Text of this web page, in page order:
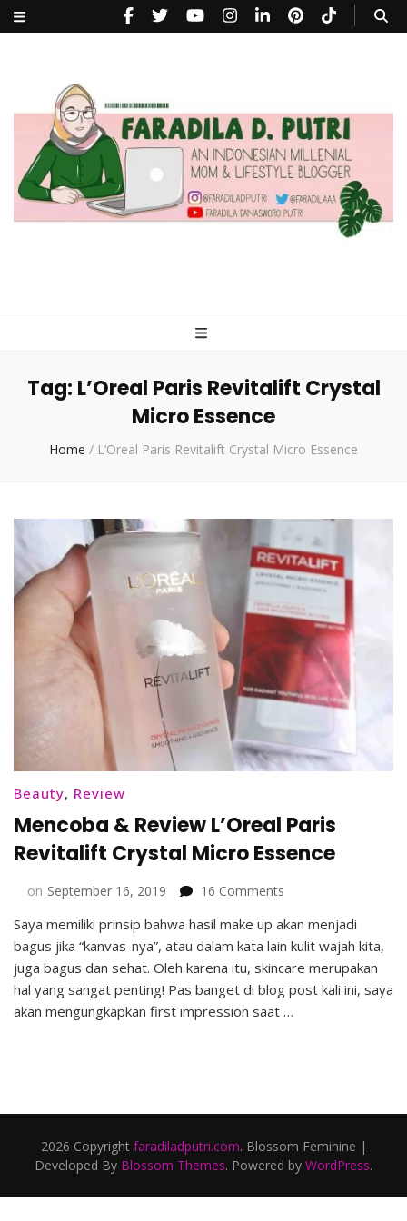
Tag: L’Oreal Paris Revitalift Crystal
Micro Essence
Home / L’Oreal Paris Revitalift Crystal Micro Essence
Beauty, Review
Mencoba & Review L’Oreal Paris
Revitalift Crystal Micro Essence
on September 16, 2019 16 Comments
&
Review
L’Oreal
Paris
Saya memiliki prinsip bahwa hasil make up akan menjadi
bagus jika “kanvas-nya”, atau dalam kata lain kulit wajah kita,
juga bagus dan sehat. Oleh karena itu, skincare merupakan
hal yang sangat penting! Pas banget di blog post kali ini, saya
akan mengungkapkan first impression saat …
2026 Copyright faradiladputri.com. Blossom Feminine |
Developed By Blossom Themes. Powered by WordPress.